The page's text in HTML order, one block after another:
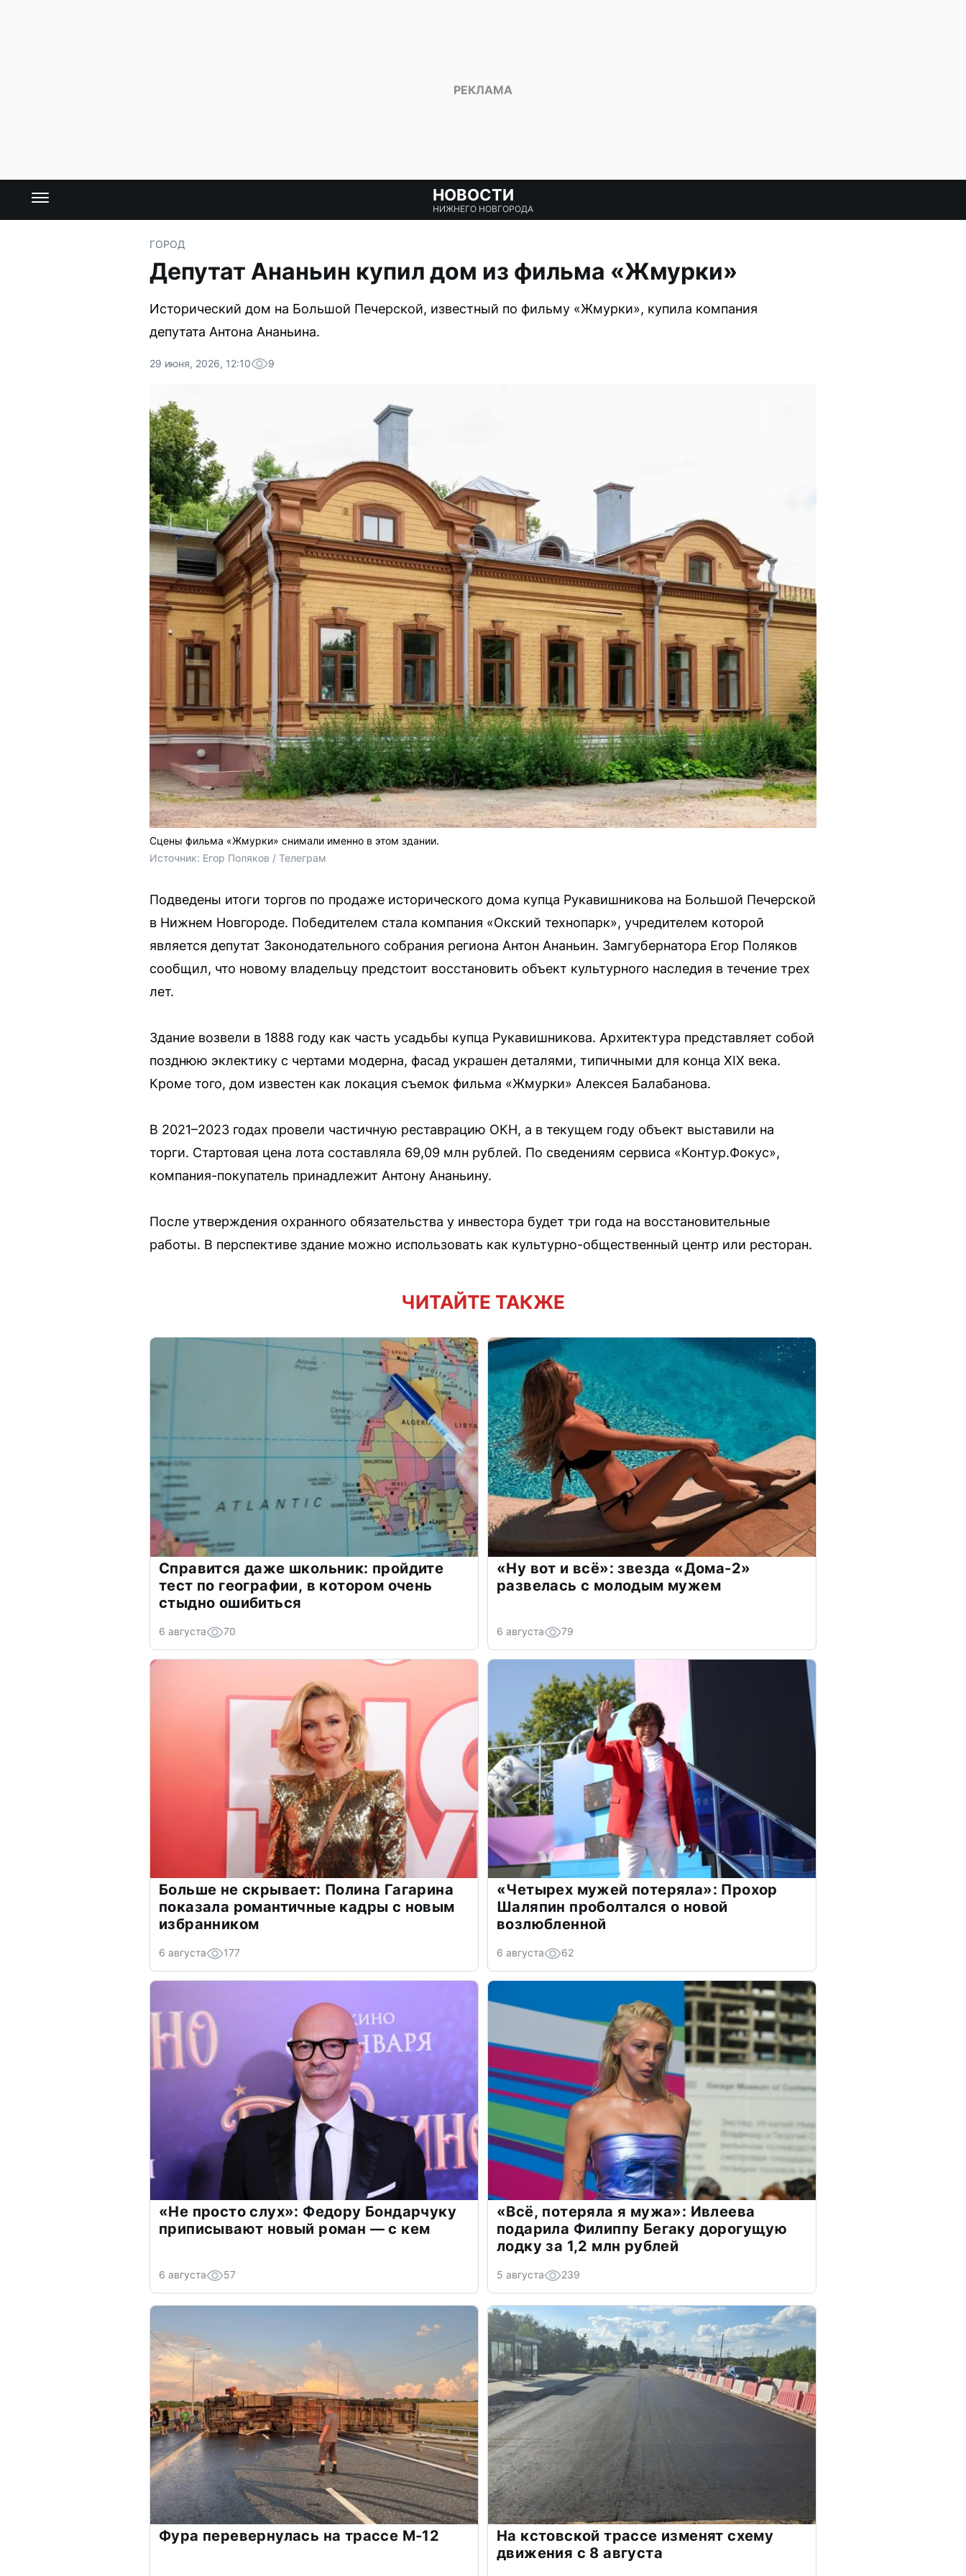
НОВОСТИ
НИЖНЕГО НОВГОРОДА
ГОРОД
Депутат Ананьин купил дом из фильма «Жмурки»
Исторический дом на Большой Печерской, известный по фильму «Жмурки», купила компания
депутата Антона Ананьина.
29 июня, 2026, 12:10 9
Сцены фильма «Жмурки» снимали именно в этом здании.
Источник: Егор Поляков / Телеграм
Подведены итоги торгов по продаже исторического дома купца Рукавишникова на Большой Печерской
в Нижнем Новгороде. Победителем стала компания «Окский технопарк», учредителем которой
является депутат Законодательного собрания региона Антон Ананьин. Замгубернатора Егор Поляков
сообщил, что новому владельцу предстоит восстановить объект культурного наследия в течение трех
лет.
Здание возвели в 1888 году как часть усадьбы купца Рукавишникова. Архитектура представляет собой
позднюю эклектику с чертами модерна, фасад украшен деталями, типичными для конца XIX века.
Кроме того, дом известен как локация съемок фильма «Жмурки» Алексея Балабанова.
В 2021–2023 годах провели частичную реставрацию ОКН, а в текущем году объект выставили на
торги. Стартовая цена лота составляла 69,09 млн рублей. По сведениям сервиса «Контур.Фокус»,
компания-покупатель принадлежит Антону Ананьину.
После утверждения охранного обязательства у инвестора будет три года на восстановительные
работы. В перспективе здание можно использовать как культурно-общественный центр или ресторан.
ЧИТАЙТЕ ТАКЖЕ
Справится даже школьник: пройдите
тест по географии, в котором очень
стыдно ошибиться
6 августа 70
«Ну вот и всё»: звезда «Дома-2»
развелась с молодым мужем
6 августа 79
Больше не скрывает: Полина Гагарина
показала романтичные кадры с новым
избранником
6 августа 177
«Четырех мужей потеряла»: Прохор
Шаляпин проболтался о новой
возлюбленной
6 августа 62
«Не просто слух»: Федору Бондарчуку
приписывают новый роман — с кем
6 августа 57
«Всё, потеряла я мужа»: Ивлеева
подарила Филиппу Бегаку дорогущую
лодку за 1,2 млн рублей
5 августа 239
Фура перевернулась на трассе М-12
На кстовской трассе изменят схему
движения с 8 августа